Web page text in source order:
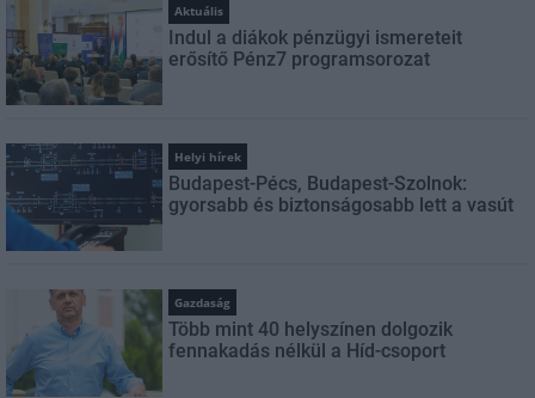
Aktuális
Indul a diákok pénzügyi ismereteit
erősítő Pénz7 programsorozat
Helyi hírek
Budapest-Pécs, Budapest-Szolnok:
gyorsabb és biztonságosabb lett a vasút
Gazdaság
Több mint 40 helyszínen dolgozik
fennakadás nélkül a Híd-csoport